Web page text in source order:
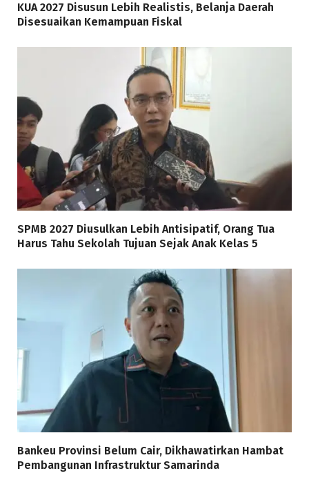
KUA 2027 Disusun Lebih Realistis, Belanja Daerah
Disesuaikan Kemampuan Fiskal
SPMB 2027 Diusulkan Lebih Antisipatif, Orang Tua
Harus Tahu Sekolah Tujuan Sejak Anak Kelas 5
Bankeu Provinsi Belum Cair, Dikhawatirkan Hambat
Pembangunan Infrastruktur Samarinda